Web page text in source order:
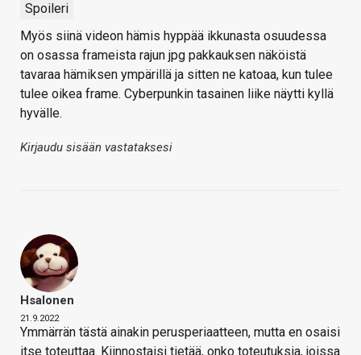
Spoileri
Myös siinä videon hämis hyppää ikkunasta osuudessa
on osassa frameista rajun jpg pakkauksen näköistä
tavaraa hämiksen ympärillä ja sitten ne katoaa, kun tulee
tulee oikea frame. Cyberpunkin tasainen liike näytti kyllä
hyvälle.
Kirjaudu sisään vastataksesi
Hsalonen
21.9.2022
Ymmärrän tästä ainakin perusperiaatteen, mutta en osaisi
itse toteuttaa. Kiinnostaisi tietää, onko toteutuksia, joissa